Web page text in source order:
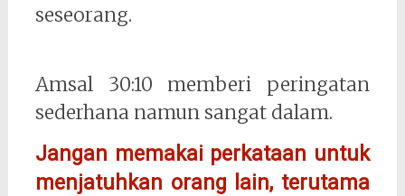
seseorang.
Amsal 30:10 memberi peringatan
sederhana namun sangat dalam.
Jangan memakai perkataan untuk
menjatuhkan orang lain, terutama